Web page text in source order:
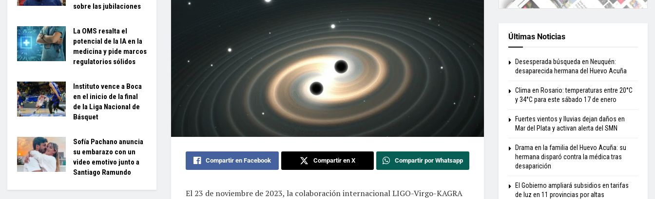
Compartir en Facebook Compartir en X Compartir por Whatsapp
El 23 de noviembre de 2023, la colaboración internacional LIGO-Virgo-KAGRA
sobre las jubilaciones
La OMS resalta el
potencial de la IA en la
medicina y pide marcos
regulatorios sólidos
Instituto vence a Boca
en el inicio de la final
de la Liga Nacional de
Básquet
Sofía Pachano anuncia
su embarazo con un
video emotivo junto a
Santiago Ramundo
Últimas Noticias
Desesperada búsqueda en Neuquén:
desaparecida hermana del Huevo Acuña
Clima en Rosario: temperaturas entre 20°C
y 34°C para este sábado 17 de enero
Fuertes vientos y lluvias dejan daños en
Mar del Plata y activan alerta del SMN
Drama en la familia del Huevo Acuña: su
hermana disparó contra la médica tras
desaparición
El Gobierno ampliará subsidios en tarifas
de luz en 11 provincias por altas